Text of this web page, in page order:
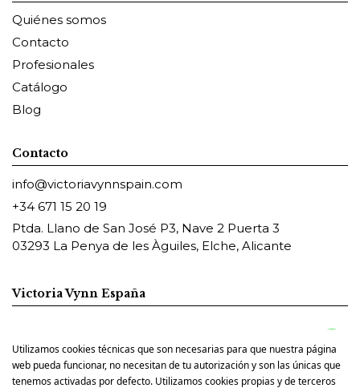
Quiénes somos
Contacto
Profesionales
Catálogo
Blog
Contacto
info@victoriavynnspain.com
+34 671 15 20 19
Ptda. Llano de San José P3, Nave 2 Puerta 3
03293 La Penya de les Àguiles, Elche, Alicante
Victoria Vynn España
Pharm Foot España
Utilizamos cookies técnicas que son necesarias para que nuestra página
web pueda funcionar, no necesitan de tu autorización y son las únicas que
tenemos activadas por defecto. Utilizamos cookies propias y de terceros